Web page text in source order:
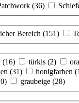
(36)
Bereich (151)
(16) türkis (2)
(31) honigfarben
graubeige (28)